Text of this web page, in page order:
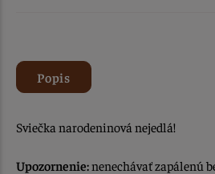
Popis
Sviečka narodeninová nejedlá!
Upozornenie:nenechávať zapálenú